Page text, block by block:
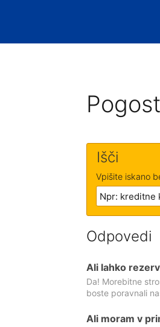
Išči
Vpišite iskano
Odpovedi
Ali lahko
Da! Morebitne
boste poravnali
Ali moram v